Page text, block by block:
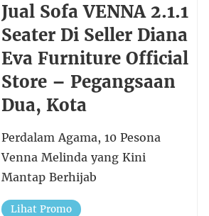
Jual Sofa VENNA 2.1.1
Seater Di Seller Diana
Eva Furniture Official
Store – Pegangsaan
Dua, Kota
Perdalam Agama, 10 Pesona
Venna Melinda yang Kini
Mantap Berhijab
Lihat Promo